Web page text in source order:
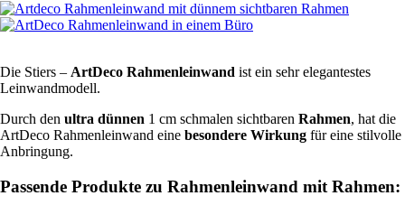
Die Stiers – ArtDeco Rahmenleinwand ist ein sehr elegantestes
Leinwandmodell.
Durch den ultra dünnen 1 cm schmalen sichtbaren Rahmen, hat die
ArtDeco Rahmenleinwand eine besondere Wirkung für eine stilvolle
Anbringung.
Passende Produkte zu Rahmenleinwand mit Rahmen: